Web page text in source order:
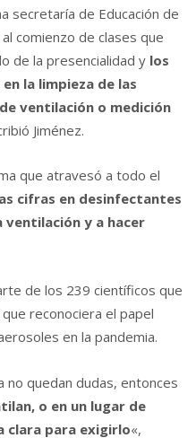
secretaría de Educación de
comienzo de clases que
de la presencialidad y los
la limpieza de las
ventilación o medición
Jiménez.
que atravesó a todo el
cifras en desinfectantes
y a hacer
de los 239 científicos que
reconociera el papel
en la pandemia.
no quedan dudas, entonces
o en un lugar de
clara para exigirlo«,